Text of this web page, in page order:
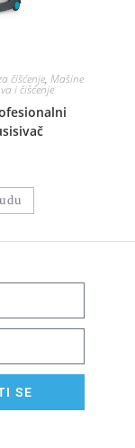
čišćenje, Mašine
i čišćenje
SE